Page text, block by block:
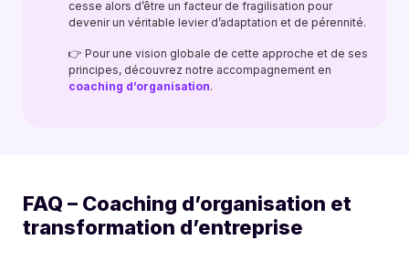
cesse alors d’être un facteur de fragilisation pour
devenir un véritable levier d’adaptation et de pérennité.
👉 Pour une vision globale de cette approche et de ses
principes, découvrez notre accompagnement en
coaching d’organisation.
FAQ – Coaching d’organisation et
transformation d’entreprise